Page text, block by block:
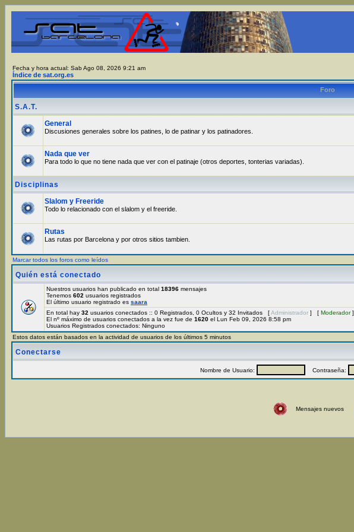
Fecha y hora actual: Sab Ago 08, 2026 9:21 am
Índice de sat.org.es
Foro
S.A.T.
General
Discusiones generales sobre los patines, lo de patinar y los patinadores.
Nada que ver
Para todo lo que no tiene nada que ver con el patinaje (otros deportes, tonterias variadas).
Disciplinas
Slalom y Freeride
Todo lo relacionado con el slalom y el freeride.
Rutas
Las rutas por Barcelona y por otros sitios tambien.
Marcar todos los foros como leídos
Quién está conectado
Nuestros usuarios han publicado en total 18396 mensajes
Tenemos 602 usuarios registrados
El último usuario registrado es saara
En total hay 32 usuarios conectados :: 0 Registrados, 0 Ocultos y 32 Invitados [Administrador ] [ Moderador]
El nº máximo de usuarios conectados a la vez fue de 1620 el Lun Feb 09, 2026 8:58 pm
Usuarios Registrados conectados: Ninguno
Estos datos están basados en la actividad de usuarios de los últimos 5 minutos
Conectarse
Nombre de Usuario: Contraseña:
Mensajes nuevos